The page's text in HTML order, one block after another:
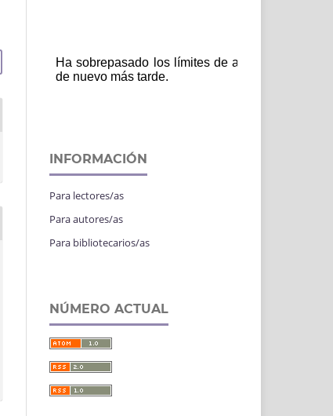
INFORMACIÓN
Para lectores/as
Para autores/as
Para bibliotecarios/as
NÚMERO ACTUAL